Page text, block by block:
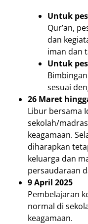
Untuk
Qur’an,
dan
iman dan
Untuk
sesuai
26 Maret
Libur bersama
sekolah/
keagamaan.
diharapkan
keluarga dan
persaudaraan
9 April 2025
Pembelajaran
normal di
keagamaan.